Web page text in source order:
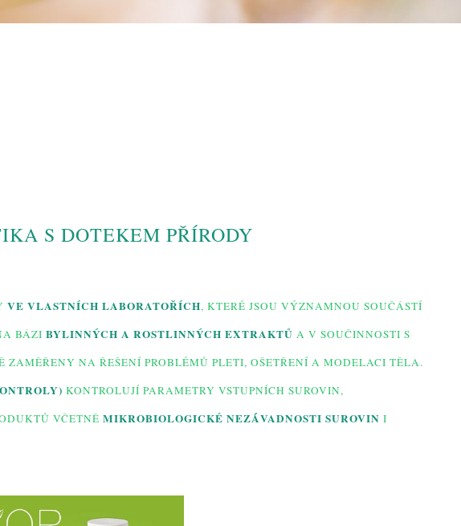
S DOTEKEM PŘÍRODY
VE VLASTNÍCH LABORATOŘÍCH, KTERÉ JSOU VÝZNAMNOU SOUČÁSTÍ
BÁZI BYLINNÝCH A ROSTLINNÝCH EXTRAKTŮ A V SOUČINNOSTI S
NA ŘEŠENÍ PROBLÉMŮ PLETI, OŠETŘENÍ A MODELACI TĚLA.
KONTROLUJÍ PARAMETRY VSTUPNÍCH SUROVIN,
VČETNĚ MIKROBIOLOGICKÉ NEZÁVADNOSTI SUROVIN I